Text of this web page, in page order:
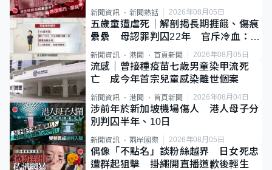
新聞資訊 新聞熱話 2026年08月05日
五歲童遭虐死｜解剖揭長期捱餓、傷痕
纍纍 母認罪判囚22年 官斥冷血：同
類案最惡劣
新聞資訊 港聞 首頁新聞 2026年08月05日
流感｜曾接種疫苗七歲男童染甲流死
亡 成今年首宗兒童感染離世個案
新聞資訊 港聞 首頁新聞 2026年08月04日
涉前年於新加坡機場傷人 港人母子分
別判囚半年、10日
新聞資訊 兩岸國際 2026年08月05日
偶像「不點名」談粉絲越界 日女死忠
遭群起狙擊 掛繩開直播道歉後輕生